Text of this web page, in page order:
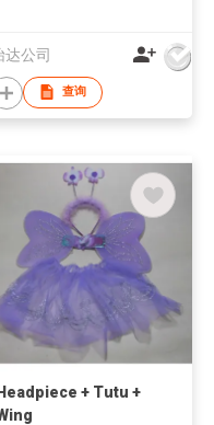
达公司
查询
Headpiece + Tutu +